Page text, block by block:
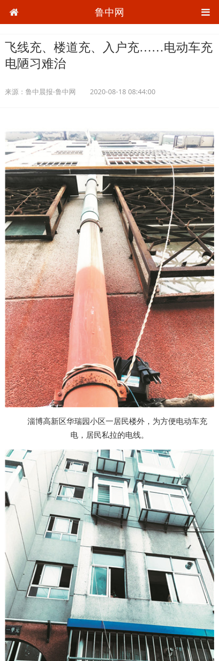
鲁中网
飞线充、楼道充、入户充……电动车充
电陋习难治
来源： 鲁中晨报-鲁中网 2020-08-18 08:44:00
淄博高新区华瑞园小区一居民楼外，为方便电动车充
电，居民私拉的电线。